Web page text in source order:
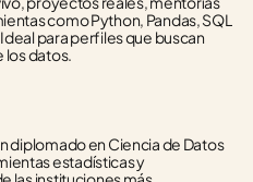
como Python, Pandas, SQL
para perfiles que buscan
los datos.
diplomado en Ciencia de Datos
estadísticas y